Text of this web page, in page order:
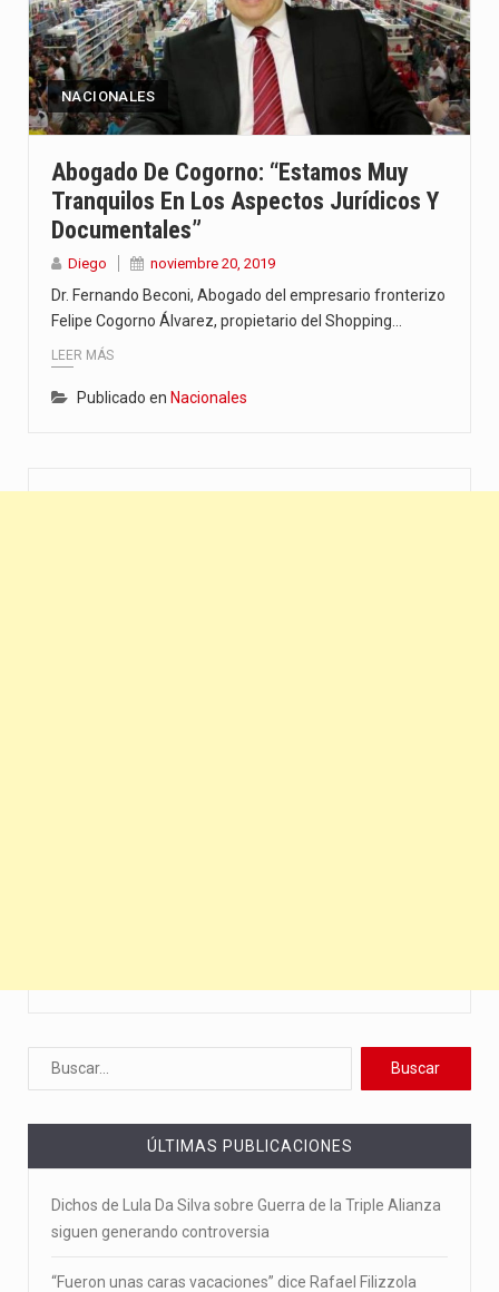
NACIONALES
Abogado De Cogorno: “estamos Muy
Tranquilos En Los Aspectos Jurídicos Y
Documentales”
Diego noviembre 20, 2019
Dr. Fernando Beconi, Abogado del empresario fronterizo
Felipe Cogorno Álvarez, propietario del Shopping…
LEER MÁS
Publicado en Nacionales
ÚLTIMAS PUBLICACIONES
Dichos de Lula Da Silva sobre Guerra de la Triple Alianza
siguen generando controversia
“Fueron unas caras vacaciones” dice Rafael Filizzola